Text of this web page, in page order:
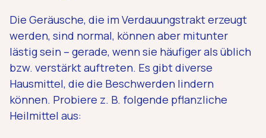
Die Geräusche, die im Verdauungstrakt erzeugt
werden, sind normal, können aber mitunter
lästig sein – gerade, wenn sie häufiger als üblich
bzw. verstärkt auftreten. Es gibt diverse
Hausmittel, die die Beschwerden lindern
können. Probiere z. B. folgende pflanzliche
Heilmittel aus: